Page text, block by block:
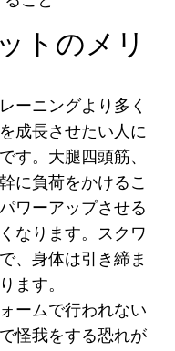
トのメリ
ーニングより多く
成長させたい人に
す。大腿四頭筋、
に負荷をかけるこ
ワーアップさせる
なります。スクワ
、身体は引き締ま
ます。
ームで行われない
怪我をする恐れが